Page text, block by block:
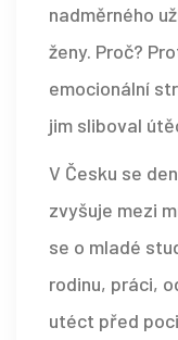
nadměrného
ženy. Proč?
emocionální
jim sliboval
V Česku se
zvyšuje mezi
se o mladé
rodinu, práci,
utéct před